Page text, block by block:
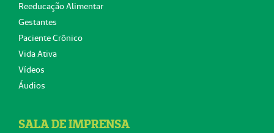
Reeducação Alimentar
Gestantes
Paciente Crônico
Vida Ativa
Vídeos
Áudios
SALA DE IMPRENSA